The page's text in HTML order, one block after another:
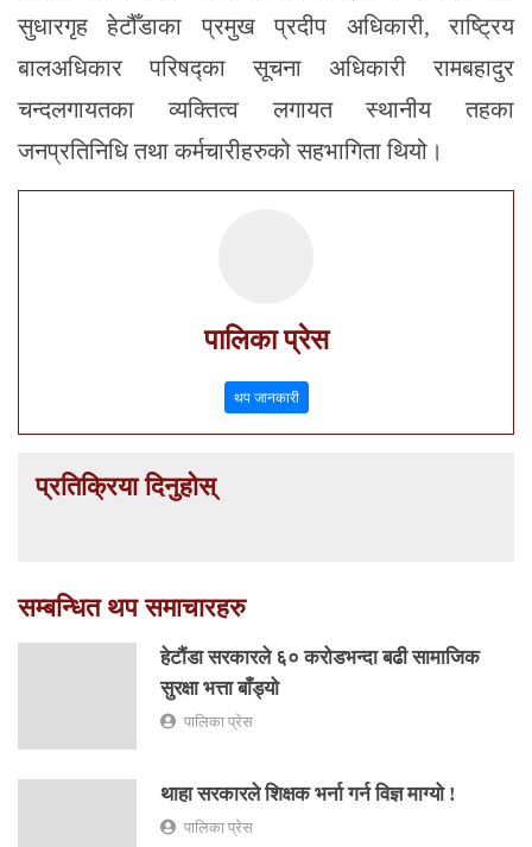
सुधारगृह हेटौँडाका प्रमुख प्रदीप अधिकारी, राष्ट्रिय
बालअधिकार परिषद्का सूचना अधिकारी रामबहादुर
चन्दलगायतका व्यक्तित्व लगायत स्थानीय तहका
जनप्रतिनिधि तथा कर्मचारीहरुको सहभागिता थियो।
पालिका प्रेस
थप जानकारी
प्रतिक्रिया दिनुहोस्
सम्बन्धित थप समाचारहरु
हेटौंडा सरकारले ६० करोडभन्दा बढी सामाजिक
सुरक्षा भत्ता बाँड्यो
पालिका प्रेस
थाहा सरकारले शिक्षक भर्ना गर्न विज्ञ माग्यो !
पालिका प्रेस